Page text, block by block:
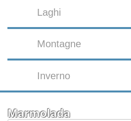
Laghi
Montagne
Inverno
Marmolada